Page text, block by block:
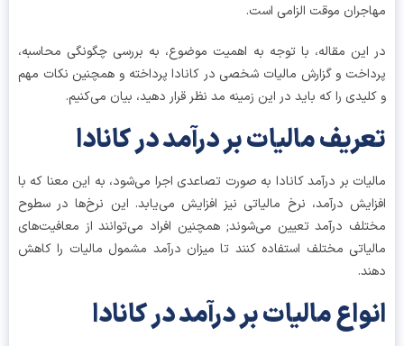
موقت الزامی است.
مقاله، با توجه به اهمیت موضوع، به بررسی چگونگی محاسبه،
و گزارش مالیات شخصی در کانادا پرداخته و همچنین نکات مهم
را که باید در این زمینه مد نظر قرار دهید، بیان می‌کنیم.
مالیات بر درآمد در کانادا
بر درآمد کانادا به صورت تصاعدی اجرا می‌شود، به این معنا که با
درآمد، نرخ مالیاتی نیز افزایش می‌یابد. این نرخ‌ها در سطوح
درآمد تعیین می‌شوند; همچنین افراد می‌توانند از معافیت‌های
مختلف استفاده کنند تا میزان درآمد مشمول مالیات را کاهش
مالیات بر درآمد در کانادا